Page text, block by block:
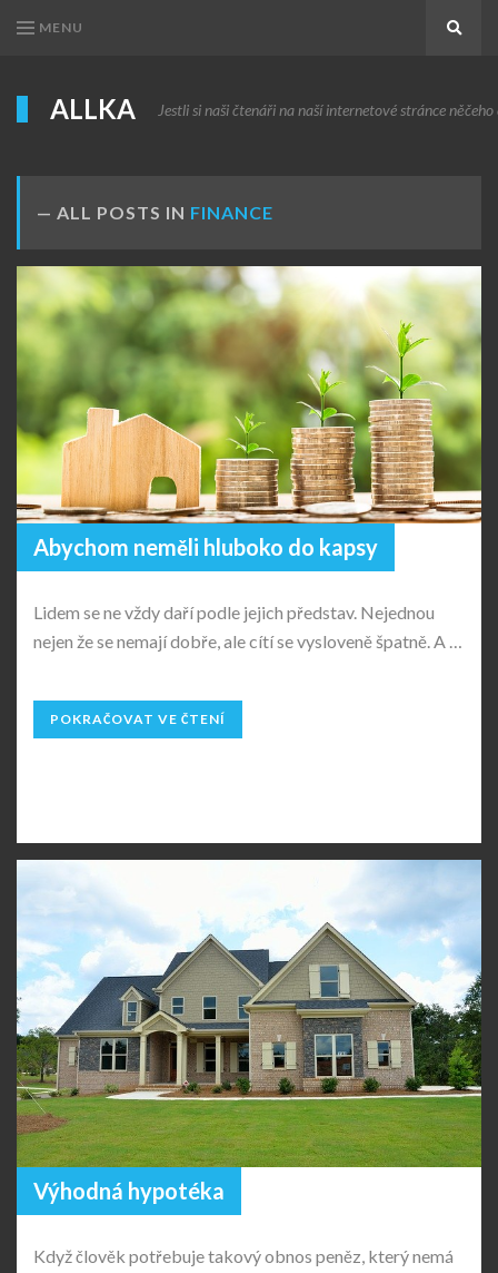
MENU
ALLKA Jestli si naši čtenáři na naší internetové stránce
ALL POSTS IN FINANCE
Abychom neměli hluboko do kapsy
Lidem se ne vždy daří podle jejich představ. Nejednou
nejen že se nemají dobře, ale cítí se vysloveně špatně. A …
POKRAČOVAT VE ČTENÍ
Výhodná hypotéka
Když člověk potřebuje takový obnos peněz, který nemá